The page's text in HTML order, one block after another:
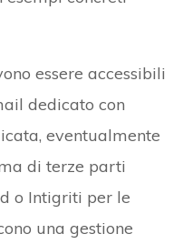
essere accessibili
dedicato con
eventualmente
di terze parti
o Intigriti per le
una gestione